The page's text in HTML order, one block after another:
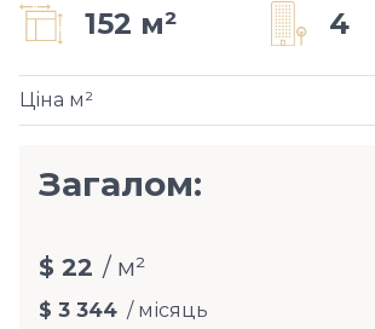
152 м² 4
Ціна м²
Загалом:
$ 22 / м²
$ 3 344 / місяць